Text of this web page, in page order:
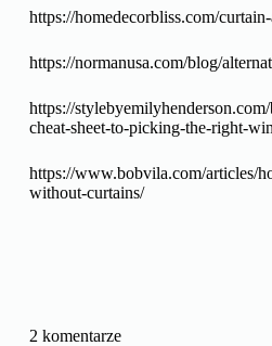
https://homedecorbliss.com/
https://normanusa.com/blog/
https://
cheat-sheet-to-picking-the-right-
https://www.bobvila.com/articles/
without-curtains/
2 komentarze